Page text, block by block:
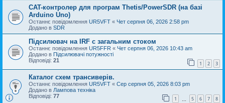
CAT-контролер для програм Thetis/PowerSDR (на базі
Arduino Uno)
Останнє повідомлення UR5VFT « Чет серпня 06, 2026 2:58 pm
Додано в SDR
Підсилювач на IRF с загальним стоком
Останнє повідомлення UR5FFR « Чет серпня 06, 2026 10:43 am
Додано в Підсилювачі потужності
Відповіді: 21 1 2 3
Каталог схем трансиверів.
Останнє повідомлення UR5VFT « Сер серпня 05, 2026 8:03 pm
Додано в Лампова техніка
Відповіді: 77 1 5 6 7 8